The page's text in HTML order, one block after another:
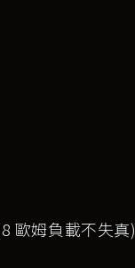
歐姆負載不失真)